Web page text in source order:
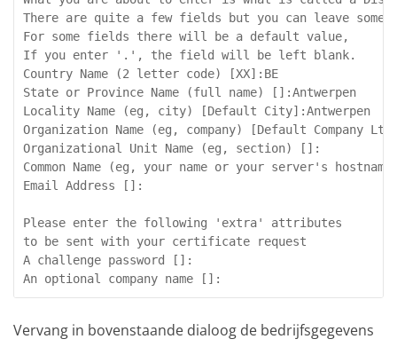
There are quite a few fields but you can leave some
For some fields there will be a default value,
If you enter '.', the field will be left blank.
Country Name (2 letter code) [XX]:BE
State or Province Name (full name) []:Antwerpen
Locality Name (eg, city) [Default City]:Antwerpen
Organization Name (eg, company) [Default Company
Organizational Unit Name (eg, section) []:
Common Name (eg, your name or your server's
Email Address []:
Please enter the following 'extra' attributes
to be sent with your certificate request
A challenge password []:
Vervang in bovenstaande dialoog de bedrijfsgegevens